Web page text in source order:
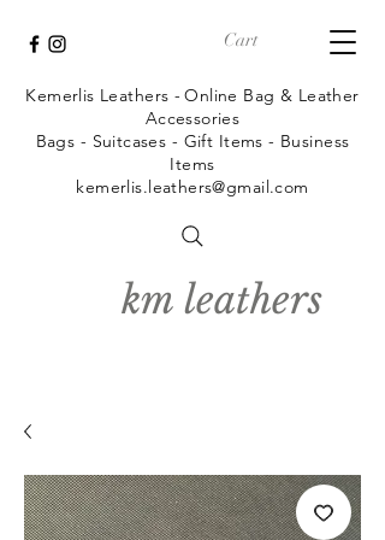
Cart
km leathers
Kemerlis Leathers - Online Bag & Leather
Accessories
Bags - Suitcases - Gift Items - Business
Items
kemerlis.leathers@gmail.com